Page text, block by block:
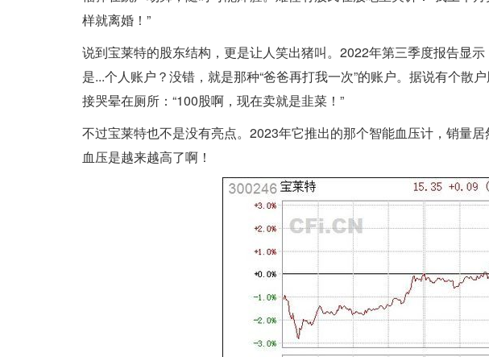
样就离婚！”
说到宝莱特的股东结构，更是让人笑出猪叫。2022年第三季度报告显
是...个人账户？没错，就是那种“爸爸再打我一次”的账户。据说有个散
接哭晕在厕所：“100股啊，现在卖就是韭菜！”
不过宝莱特也不是没有亮点。2023年它推出的那个智能血压计，销量
血压是越来越高了啊！